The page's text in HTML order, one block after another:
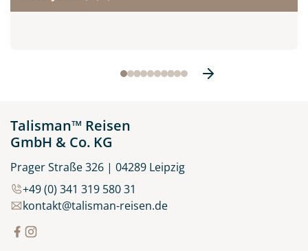
Talisman™ Reisen
GmbH & Co. KG
Prager Straße 326 | 04289 Leipzig
+49 (0) 341 319 580 31
kontakt@talisman-reisen.de